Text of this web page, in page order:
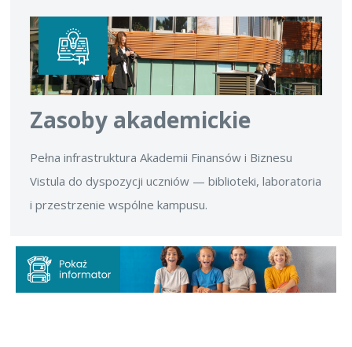
Zasoby akademickie
Pełna infrastruktura Akademii Finansów i Biznesu
Vistula do dyspozycji uczniów — biblioteki, laboratoria
i przestrzenie wspólne kampusu.